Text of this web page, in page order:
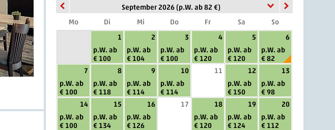
September 2026 (p.W. ab 82 €)
Mo
Di Mi Do Fr Sa
So
1
p.W. ab
€ 100
2
p.W. ab
€ 104
3
p.W. ab
€ 100
4
p.W. ab
€ 120
5
p.W. ab
€ 120
6
p.W. ab
€ 82
7
p.W. ab
€ 100
8
p.W. ab
€ 118
9
p.W. ab
€ 114
10
p.W. ab
€ 114
11
12
p.W. ab
€ 150
13
p.W. ab
€ 98
14
p.W. ab
€ 100
15
p.W. ab
€ 134
16
p.W. ab
€ 126
17
18
p.W. ab
€ 120
19
p.W. ab
€ 124
20
p.W. ab
€ 112